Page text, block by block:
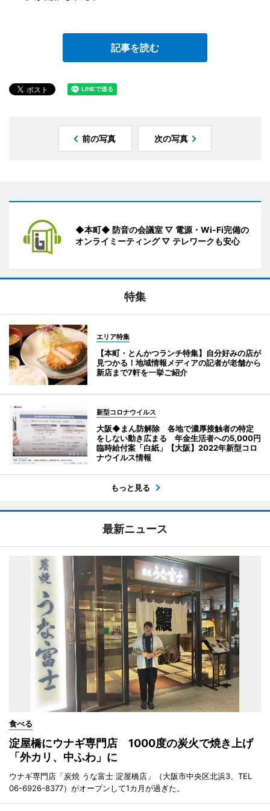
記事を読む
前の写真 次の写真
◆本町◆ 防音の会議室 ▽ 電源・Wi-Fi完備の
オンライミーティング ▽ テレワークも安心
特集
エリア特集
【本町・とんかつランチ特集】自分好みの店が
見つかる！地域情報メディアの記者が老舗から
新店まで7軒を一挙ご紹介
新型コロナウイルス
大阪◆まん防解除 各地で濃厚接触者の特定
をしない動き広まる 年金生活者への5,000円
臨時給付案「白紙」【大阪】2022年新型コロ
ナウイルス情報
もっと見る
最新ニュース
食べる
淀屋橋にウナギ専門店 1000度の炭火で焼き上げ
「外カリ、中ふわ」に
ウナギ専門店「炭焼 うな富士 淀屋橋店」（大阪市中央区北浜3、TEL
06-6926-8377）がオープンして1カ月が過ぎた。